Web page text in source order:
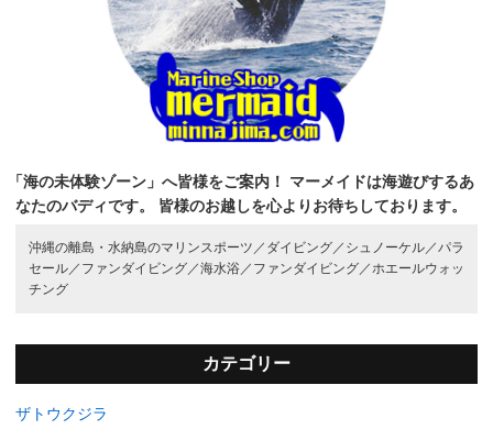
「海の未体験ゾーン」へ皆様をご案内！
マーメイドは海遊びするあ
なたのバディです。
皆様のお越しを心よりお待ちしております。
沖縄の離島・水納島のマリンスポーツ／ ダイビング／ シュノーケル／パラ
セール／ ファンダイビング／海水浴／ ファンダイビング／ホエールウォッ
チング
カテゴリー
ザトウクジラ